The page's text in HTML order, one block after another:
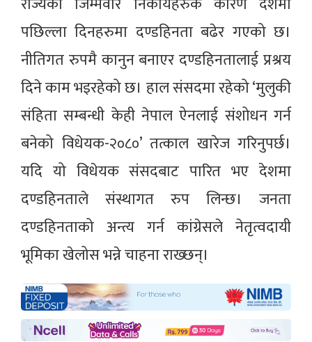
पछिल्ला दिनहरुमा दण्डहिनता बढेर गएको छ।
नीतिगत रुपमै कानुन बनाएर दण्डहिनतालाई प्रश्रय
दिने काम भइरहेको छ। हाल संसदमा रहेको ‘मुलुकी
संहिता सम्बन्धी केही नेपाल ऐनलाई संशोधन गर्न
बनेको विधेयक-२०८०’ तत्काल खारेज गरिनुपर्छ।
यदि यो विधेयक संसदबाट पारित भए देशमा
दण्डहिनताले संस्थागत रुप लिन्छ। जनता
दण्डहिनताको अन्त्य गर्न कांग्रेसले नेतृत्वदायी
भूमिका खेलोस भन्ने चाहना राख्छन्।